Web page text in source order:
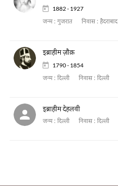
1882 - 1927
जन्म : गुजरात निवास : हैदराबाद
इब्राहीम ज़ौक़
1790 - 1854
जन्म : दिल्ली निवास : दिल्ली
इब्राहीम देहलवी
जन्म : दिल्ली निवास : दिल्ली